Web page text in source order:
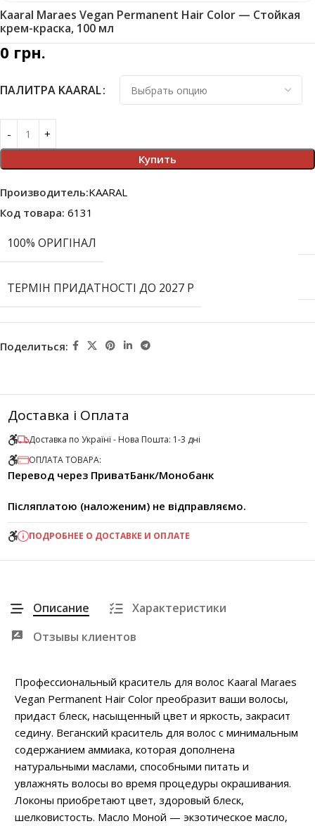
Kaaral Maraes Vegan Permanent Hair Color — Стойкая
крем-краска, 100 мл
0 грн.
ПАЛИТРА KAARAL
Купить
Производитель:KAARAL
Код товара: 6131
100% ОРИГІНАЛ
ТЕРМІН ПРИДАТНОСТІ ДО 2027 Р
Поделиться:
Доставка і Оплата
Доставка по Українї - Нова Пошта: 1-3 дні
ОПЛАТА ТОВАРА:
Перевод через ПриватБанк/Монобанк
Післяплатою (наложеним) не відправляємо.
ПОДРОБНЕЕ О ДОСТАВКЕ И ОПЛАТЕ
Описание
Характеристики
Отзывы клиентов
Профессиональный краситель для волос Kaaral Maraes
Vegan Permanent Hair Color преобразит ваши волосы,
придаст блеск, насыщенный цвет и яркость, закрасит
седину. Веганский краситель для волос с минимальным
содержанием аммиака, которая дополнена
натуральными маслами, способными питать и
увлажнять волосы во время процедуры окрашивания.
Локоны приобретают цвет, здоровый блеск,
шелковистость. Масло Моной — экзотическое масло,